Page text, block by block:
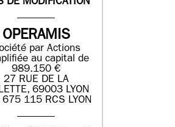
DE MODIFICATION
OPERAMIS
par Actions
au capital de
989.150 €
27 RUE DE LA
69003 LYON
115 RCS LYON